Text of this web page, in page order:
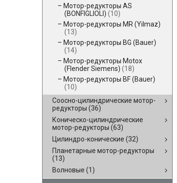
Мотор-редукторы AS
(BONFIGLIOLI) (10)
Мотор-редукторы MR (Yilmaz)
(13)
Мотор-редукторы BG (Bauer)
(14)
Мотор-редукторы Motox
(Flender Siemens) (18)
Мотор-редукторы BF (Bauer)
(10)
Соосно-цилиндрические мотор-
редукторы (36)
Коническо-цилиндрические
мотор-редукторы (63)
Цилиндро-конические (32)
Планетарные мотор-редукторы
(13)
Волновые (1)